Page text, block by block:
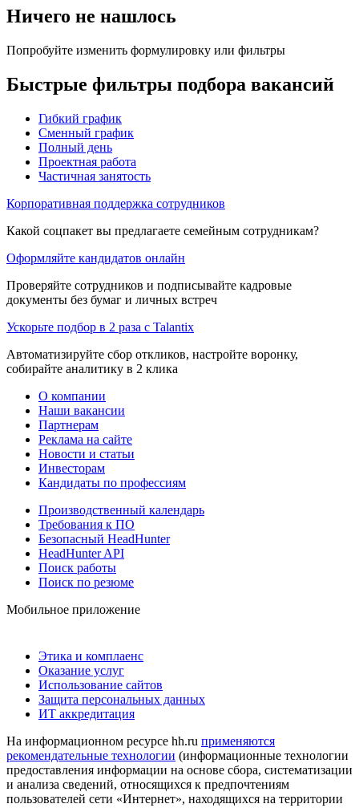
Ничего не нашлось
Попробуйте изменить формулировку или фильтры
Быстрые фильтры подбора вакансий
Гибкий график
Сменный график
Полный день
Проектная работа
Частичная занятость
Корпоративная поддержка сотрудников
Какой соцпакет вы предлагаете семейным сотрудникам?
Оформляйте кандидатов онлайн
Проверяйте сотрудников и подписывайте кадровые
документы без бумаг и личных встреч
Ускорьте подбор в 2 раза с Talantix
Автоматизируйте сбор откликов, настройте воронку,
собирайте аналитику в 2 клика
О компании
Наши вакансии
Партнерам
Реклама на сайте
Новости и статьи
Инвесторам
Кандидаты по профессиям
Производственный календарь
Требования к ПО
Безопасный HeadHunter
HeadHunter API
Поиск работы
Поиск по резюме
Мобильное приложение
Этика и комплаенс
Оказание услуг
Использование сайтов
Защита персональных данных
ИТ аккредитация
На информационном ресурсе hh.ru применяются
рекомендательные технологии (информационные технологии
предоставления информации на основе сбора, систематизации
и анализа сведений, относящихся к предпочтениям
пользователей сети «Интернет», находящихся на территории